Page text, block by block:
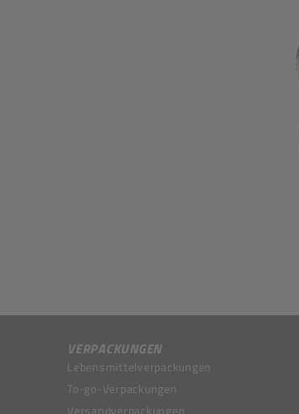
VERPACKUNGEN
Lebensmittelverpackungen
To-go-Verpackungen
Versandverpackungen